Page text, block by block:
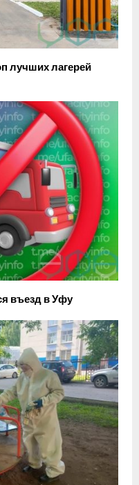
лучших лагерей
въезд в Уфу